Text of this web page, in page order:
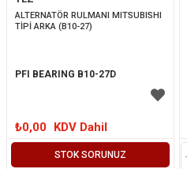
STOK SORUNUZ
ALTERNATÖR RULMANI MITSUBISHI
TİPİ ARKA (B10-27)
PFI BEARING B10-27D
₺0,00 KDV Dahil